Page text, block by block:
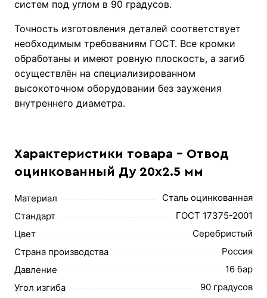
систем под углом в 90 градусов.
Точность изготовления деталей соответствует
необходимым требованиям ГОСТ. Все кромки
обработаны и имеют ровную плоскость, а загиб
осуществлён на специализированном
высокоточном оборудовании без заужения
внутреннего диаметра.
Характеристики товара - Отвод
оцинкованный Ду 20х2.5 мм
Материал
Сталь оцинкованная
Стандарт
ГОСТ 17375-2001
Цвет
Серебристый
Страна производства
Россия
Давление
16 бар
Угол изгиба
90 градусов